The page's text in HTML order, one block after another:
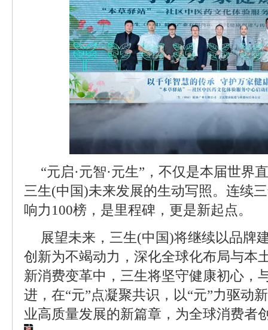
“元启·元智·元生”，不仅是本届世界
三生(中国)未来发展的生动写照。连续
响力100榜，是里程碑，更是新起点。
展望未来，三生(中国)将继续以品牌
创新为不竭动力，深化全球化布局与本
新消费变革中，三生将坚守健康初心，
进，在“元”点凝聚共识，以“元”力驱动
业高质量发展的新篇章，为全球消费者